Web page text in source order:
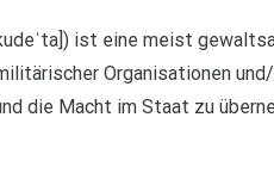
ist eine meist
Organisationen
die Macht im Staat zu